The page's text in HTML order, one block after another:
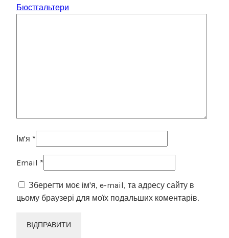
Бюстгальтери
Ім'я *
Email *
Зберегти моє ім'я, e-mail, та адресу сайту в
цьому браузері для моїх подальших коментарів.